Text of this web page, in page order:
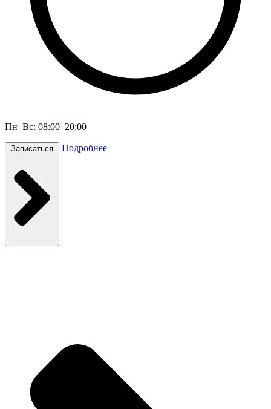
Пн–Вс: 08:00–20:00
Записаться Подробнее